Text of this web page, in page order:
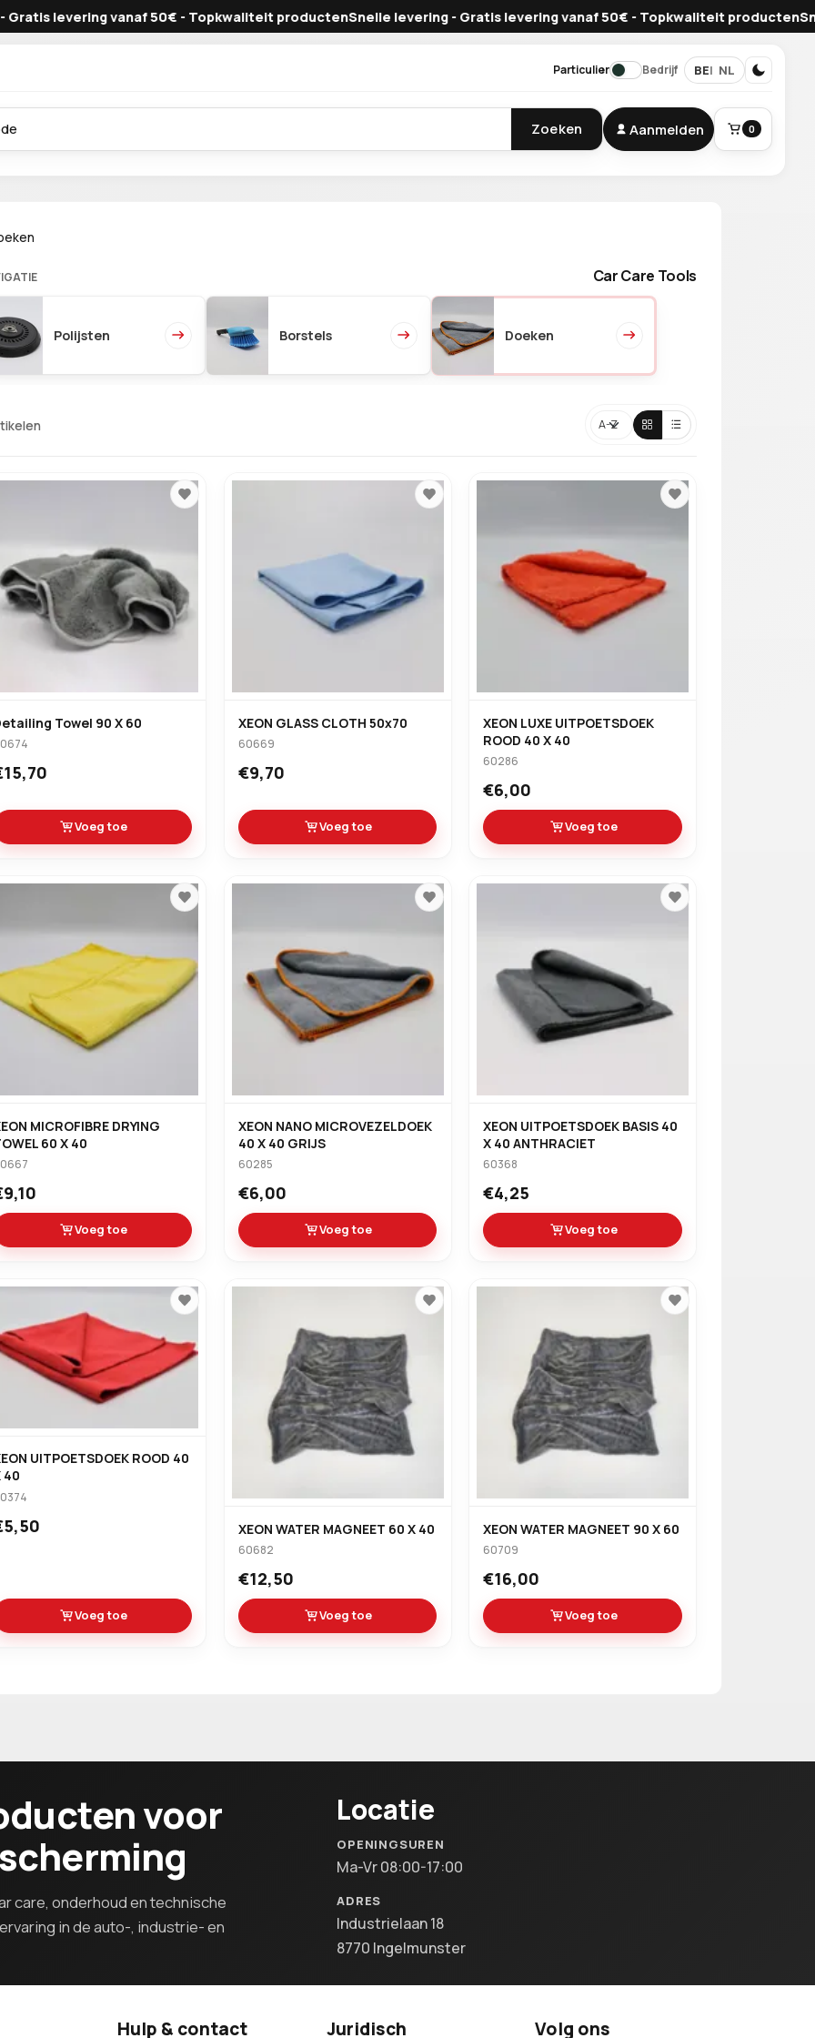
vanaf 50€ - Topkwaliteit productenSnelle levering - Gratis levering vanaf 50€ - Topkwaliteit productenSnelle
Particulier Bedrijf BE NL
Zoeken 0
Aanmelden
Car Care Tools
Polijsten Borstels Doeken
Sorteren
Towel 90 X 60
Voeg toe
XEON GLASS CLOTH 50x70
60669
€9,70
Voeg toe
XEON LUXE UITPOETSDOEK
ROOD 40 X 40
60286
€6,00
Voeg toe
MICROFIBRE DRYING
60 X 40
Voeg toe
XEON NANO MICROVEZELDOEK
40 X 40 GRIJS
60285
€6,00
Voeg toe
XEON UITPOETSDOEK BASIS 40
X 40 ANTHRACIET
60368
€4,25
Voeg toe
UITPOETSDOEK ROOD 40
40
Voeg toe
XEON WATER MAGNEET 60 X 40
60682
€12,50
Voeg toe
XEON WATER MAGNEET 90 X 60
60709
€16,00
Voeg toe
voor
care, onderhoud en technische
in de auto-, industrie- en
Locatie
OPENINGSUREN
Ma-Vr 08:00-17:00
ADRES
Industrielaan 18
8770 Ingelmunster
Hulp & contact Juridisch Volg ons
Je mandje is leeg.
Verder winkelen